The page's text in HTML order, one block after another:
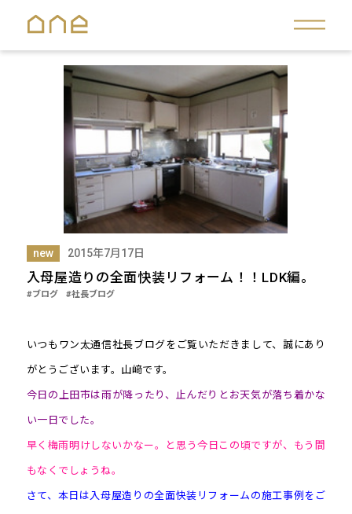
new 2015年7月17日
入母屋造りの全面快装リフォーム！！LDK編。
#ブログ #社長ブログ
いつもワン太通信社長ブログをご覧いただきまして、誠にあり
がとうございます。山﨑です。
今日の上田市は雨が降ったり、止んだりとお天気が落ち着かな
い一日でした。
早く梅雨明けしないかなー。と思う今日この頃ですが、もう間
もなくでしょうね。
さて、本日は入母屋造りの全面快装リフォームの施工事例をご